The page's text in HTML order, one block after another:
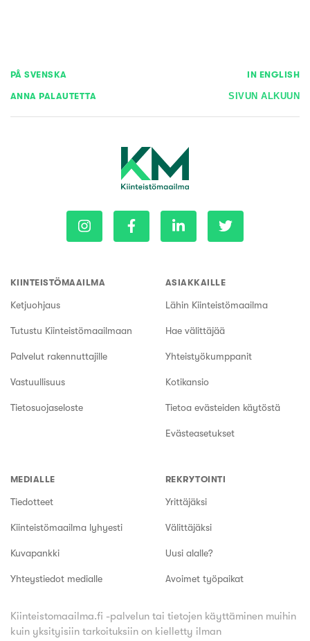
PÅ SVENSKA IN ENGLISH
ANNA PALAUTETTA SIVUN ALKUUN
KIINTEISTÖMAAILMA
Ketjuohjaus
Tutustu Kiinteistömaailmaan
Palvelut rakennuttajille
Vastuullisuus
Tietosuojaseloste
ASIAKKAILLE
Lähin Kiinteistömaailma
Hae välittäjää
Yhteistyökumppanit
Kotikansio
Tietoa evästeiden käytöstä
Evästeasetukset
MEDIALLE
Tiedotteet
Kiinteistömaailma lyhyesti
Kuvapankki
Yhteystiedot medialle
REKRYTOINTI
Yrittäjäksi
Välittäjäksi
Uusi alalle?
Avoimet työpaikat
Kiinteistomaailma.fi -palvelun tai tietojen käyttäminen muihin
kuin yksityisiin tarkoituksiin on kielletty ilman